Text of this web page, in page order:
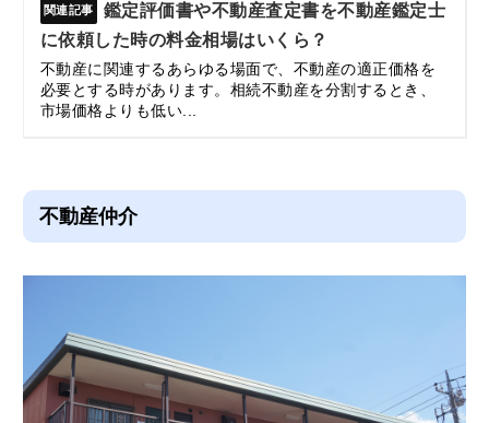
鑑定評価書や不動産査定書を不動産鑑定士
に依頼した時の料金相場はいくら？
不動産に関連するあらゆる場面で、不動産の適正価格を
必要とする時があります。相続不動産を分割するとき、
市場価格よりも低い...
不動産仲介